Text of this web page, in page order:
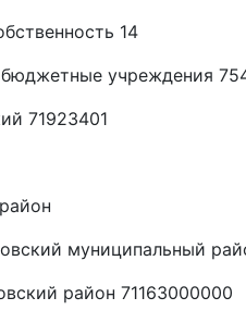
14
учреждения
71923401
муниципальный
район 71163000000